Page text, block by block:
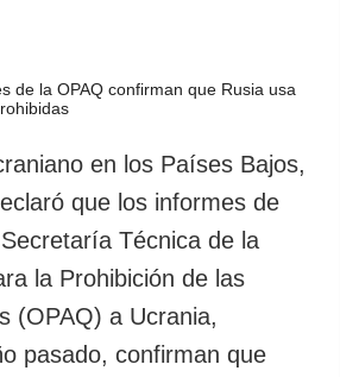
en los Países Bajos,
que los informes de
Técnica de la
la Prohibición de las
(OPAQ) a Ucrania,
pasado, confirman que